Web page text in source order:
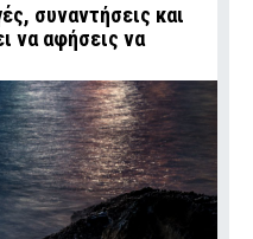
συναντήσεις και
να αφήσεις να